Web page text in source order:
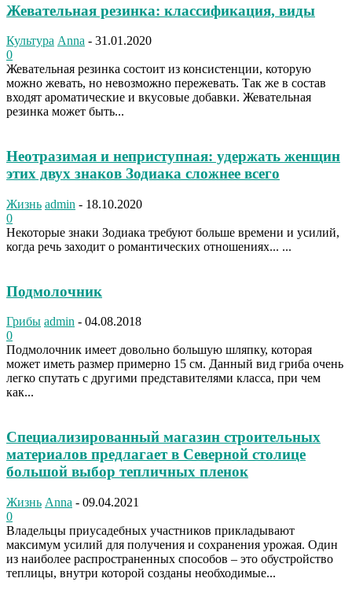
Жевательная резинка: классификация, виды
Культура Anna - 31.01.2020
0
Жевательная резинка состоит из консистенции, которую
можно жевать, но невозможно пережевать. Так же в состав
входят ароматические и вкусовые добавки. Жевательная
резинка может быть...
Неотразимая и неприступная: удержать женщин
этих двух знаков Зодиака сложнее всего
Жизнь admin - 18.10.2020
0
Некоторые знаки Зодиака требуют больше времени и усилий,
когда речь заходит о романтических отношениях... ...
Подмолочник
Грибы admin - 04.08.2018
0
Подмолочник имеет довольно большую шляпку, которая
может иметь размер примерно 15 см. Данный вид гриба очень
легко спутать с другими представителями класса, при чем
как...
Специализированный магазин строительных
материалов предлагает в Северной столице
большой выбор тепличных пленок
Жизнь Anna - 09.04.2021
0
Владельцы приусадебных участников прикладывают
максимум усилий для получения и сохранения урожая. Один
из наиболее распространенных способов – это обустройство
теплицы, внутри которой созданы необходимые...